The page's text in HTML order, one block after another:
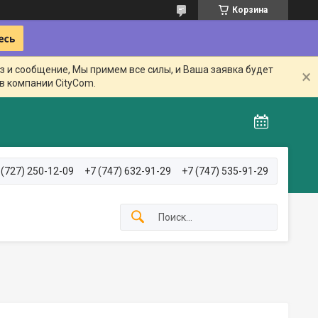
Корзина
и сообщение, Мы примем все силы, и Ваша заявка будет
компании CityCom.
250-12-09 +7 (747) 632-91-29 +7 (747) 535-91-29